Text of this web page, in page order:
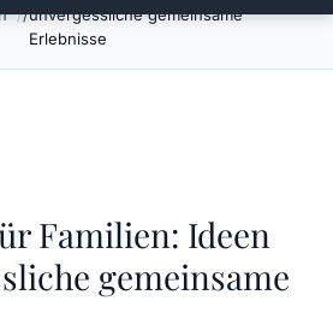
unvergessliche gemeinsame
Erlebnisse
Familien: Ideen
gemeinsame